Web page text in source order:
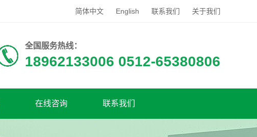
简体中文 English 联系我们 关于我们
全国服务热线：
18962133006 0512-65380806
在线咨询 联系我们